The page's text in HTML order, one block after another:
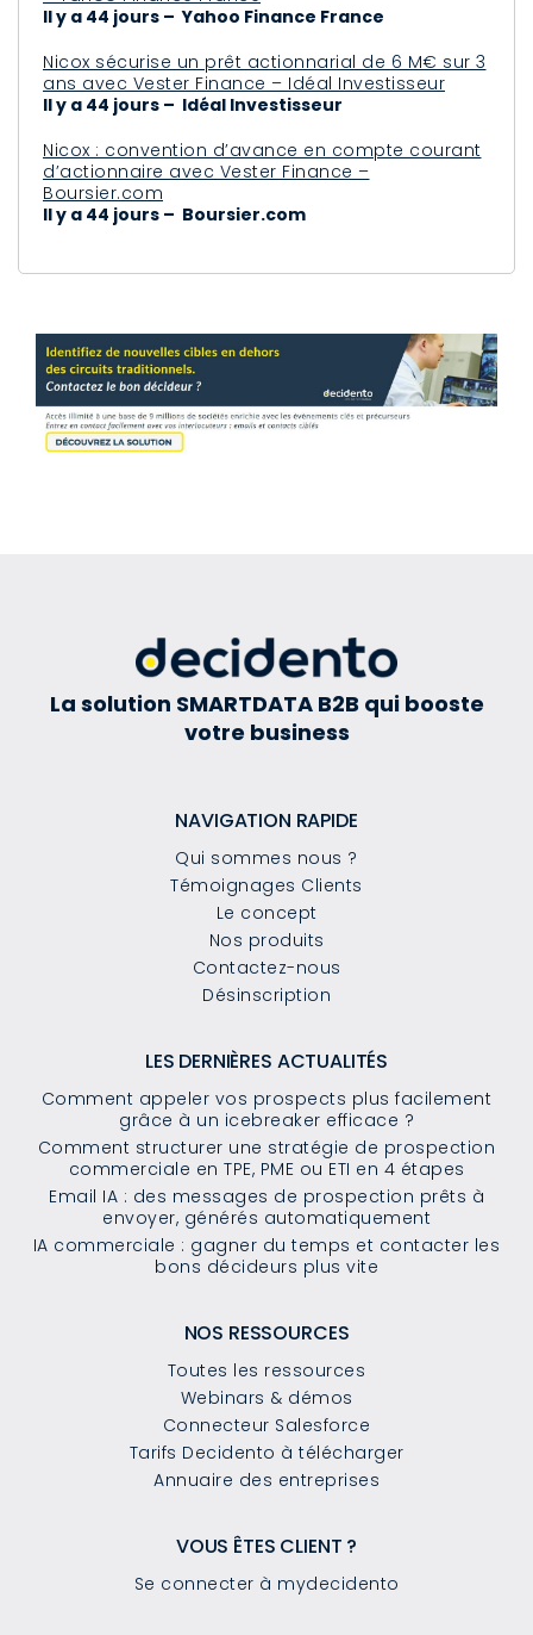
Il y a 44 jours – Yahoo Finance France
Nicox sécurise un prêt actionnarial de 6 M€ sur 3
ans avec Vester Finance – Idéal Investisseur
Il y a 44 jours – Idéal Investisseur
Nicox : convention d’avance en compte courant
d’actionnaire avec Vester Finance –
Boursier.com
Il y a 44 jours – Boursier.com
La solution SMARTDATA B2B qui booste
votre business
NAVIGATION RAPIDE
Qui sommes nous ?
Témoignages Clients
Le concept
Nos produits
Contactez-nous
Désinscription
LES DERNIÈRES ACTUALITÉS
Comment appeler vos prospects plus facilement
grâce à un icebreaker efficace ?
Comment structurer une stratégie de prospection
commerciale en TPE, PME ou ETI en 4 étapes
Email IA : des messages de prospection prêts à
envoyer, générés automatiquement
IA commerciale : gagner du temps et contacter les
bons décideurs plus vite
NOS RESSOURCES
Toutes les ressources
Webinars & démos
Connecteur Salesforce
Tarifs Decidento à télécharger
Annuaire des entreprises
VOUS ÊTES CLIENT ?
Se connecter à mydecidento